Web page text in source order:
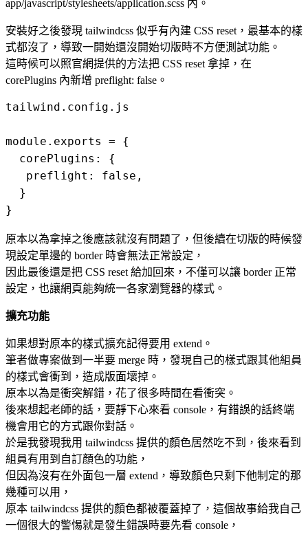
app/javascript/stylesheets/application.scss 內。
安裝好之後發現 tailwindcss 似乎有內建 CSS reset，最基本的樣
式都沒了，導致一開始還沒開始切版時不方便測試功能。
這時候可以照官網提供的方法把 CSS reset 拿掉，在
corePlugins 內新增 preflight: false。
tailwind.config.js
module.exports = {
  corePlugins: {
   preflight: false,
  }
原本以為拿掉之後應該就沒有問題了，但後續在切版的時候發
現設定單邊的 border 時會無法正常設定，
因此最後還是把 CSS reset 給加回來，不僅可以讓 border 正常
設定，也讓網頁能夠統一各家瀏覽器的樣式。
擴充功能
如果想對原本的樣式擴充記得要用 extend。
筆者做專案做到一半要 merge 時，發現自己的樣式跟其他組員
的樣式會衝到，造成版面壞掉。
原本以為是衝突解錯，花了很多時間在看衝突。
後來想起老師的話，要靜下心來看 console，有錯誤的話終端
機會用它的方式跟你對話。
於是我發現我用 tailwindcss 提供的顏色居然吃不到，後來看到
組員有用到自訂顏色的功能，
但因為沒有在外面包一層 extend，導致顏色只剩下他制定的那
幾種可以用，
原本 tailwindcss 提供的顏色都被覆蓋掉了，這個故事給我自己
一個很大的警惕就是發生錯誤時要先看 console，